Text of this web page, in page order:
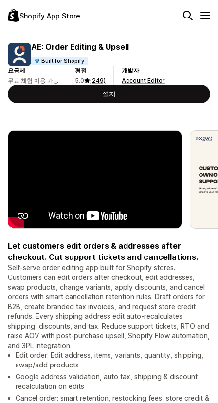
Shopify App Store
AE: Order Editing & Upsell
Built for Shopify
요금제
무료 체험 이용 가능
평점
5.0
(249)
개발자
Account Editor
설치
Let customers edit orders & addresses after
checkout. Cut support tickets and cancellations.
Self-serve order editing app built for Shopify stores.
Customers can edit orders after checkout, edit addresses,
swap products, change variants, apply discounts, and cancel
orders with smart cancellation retention rules. Draft orders for
B2B, create branded tax invoices, and request store credit
refunds. Every shipping address edit auto-recalculates
shipping, discounts, and tax. Reduce support tickets, RTO and
raise AOV with post-purchase upsell, Shopify Flow automation,
and 3PL integration.
Edit order: Edit address, items, variants, quantity, shipping,
swap/add products
Google address validation, auto tax, shipping & discount
recalculation on edits
Cancel order: smart retention, restocking fees, store credit &